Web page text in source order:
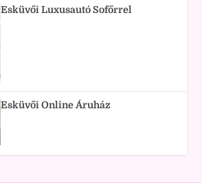
Esküvői Luxusautó Sofőrrel
Esküvői Online Áruház